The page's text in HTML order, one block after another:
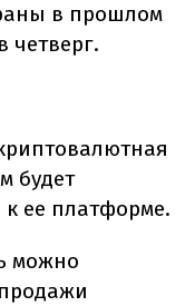
в прошлом
четверг.
будет
ее платформе.
можно